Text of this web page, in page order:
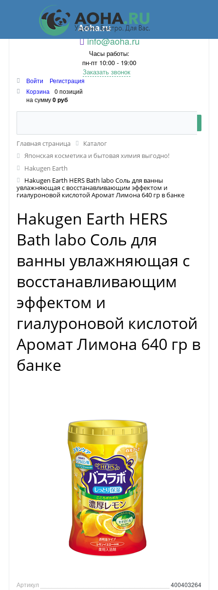
Aoha.ru
info@aoha.ru
Часы работы:
пн-пт 10:00 - 19:00
Заказать звонок
Войти
Регистрация
Корзина
0 позиций
на сумму0 руб
Главная страница
Каталог
Японская косметика и бытовая химия выгодно!
Hakugen Earth
Hakugen Earth HERS Bath labo Соль для ванны
увлажняющая с восстанавливающим эффектом и
гиалуроновой кислотой Аромат Лимона 640 гр в банке
Hakugen Earth HERS
Bath labo Соль для
ванны увлажняющая с
восстанавливающим
эффектом и
гиалуроновой кислотой
Аромат Лимона 640 гр в
банке
Артикул
400403264